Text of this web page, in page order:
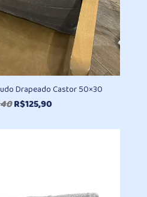
Drapeado Castor 50×30
O
original
R$125,90O
atual